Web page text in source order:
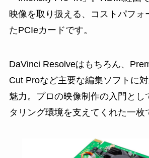
映像を取り扱える、コストパフォ
たPCIeカードです。
DaVinci Resolveはもちろん、
Cut Proなど主要な編集ソフトに
魅力。プロの映像制作の入門とし
タリング環境を支えてくれた一枚